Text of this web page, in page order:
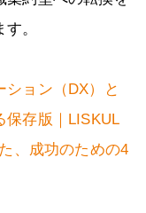
。
ション（DX）と
保存版｜LISKUL
、成功のための4